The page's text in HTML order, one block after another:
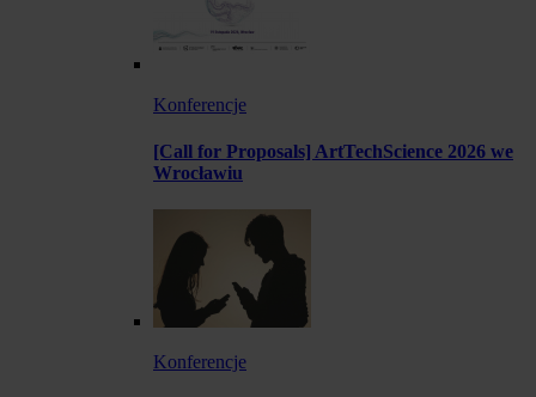
Konferencje
[Call for Proposals] ArtTechScience 2026 we
Wrocławiu
Konferencje